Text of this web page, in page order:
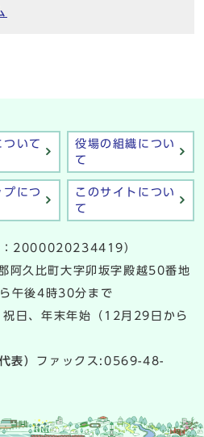
ついて
役場の組織につい
て
プにつ
このサイトについ
て
：2000020234419）
久比町大字卯坂字殿越50番地
午後4時30分まで
祝日、年末年始（12月29日から
代表） ファックス:0569-48-